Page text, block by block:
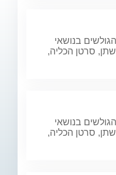
בנושאי
סרטן הכליה,
בנושאי
סרטן הכליה,